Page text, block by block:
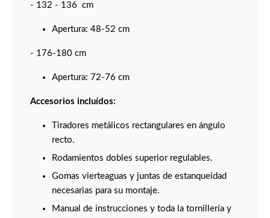
- 132 - 136 cm
Apertura: 48-52 cm
- 176-180 cm
Apertura: 72-76 cm
Accesorios incluídos:
Tiradores metálicos rectangulares en ángulo
recto.
Rodamientos dobles superior regulables.
Gomas vierteaguas y juntas de estanqueidad
necesarias para su montaje.
Manual de instrucciones y toda la tornillería y